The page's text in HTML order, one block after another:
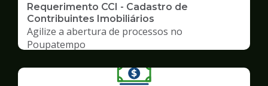
Requerimento CCI - Cadastro de
Contribuintes Imobiliários
Agilize a abertura de processos no
Poupatempo